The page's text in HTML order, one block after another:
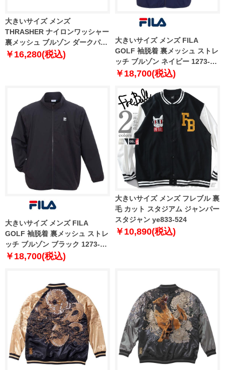
大きいサイズ メンズ
THRASHER ナイロンワッシャー
裏メッシュ ブルゾン ダークパー
プル×パープル 1273-4325-3 3L
￥16,280(税込)
大きいサイズ メンズ FILA
GOLF 袖脱着 裏メッシュ ストレ
ッチ ブルゾン ネイビー 1273-
4321-1 3L 4L 5L 6L
￥18,700(税込)
大きいサイズ メンズ FILA
GOLF 袖脱着 裏メッシュ ストレ
ッチ ブルゾン ブラック 1273-
4321-2 3L 4L 5L 6L
￥18,700(税込)
大きいサイズ メンズ フレブル 裏
毛 カット スタジアム ジャンパー
スタジャン ye833-524
￥10,890(税込)